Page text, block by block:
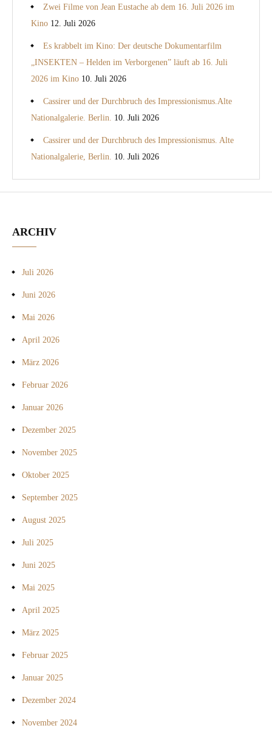
Zwei Filme von Jean Eustache ab dem 16. Juli 2026 im
Kino 12. Juli 2026
Es krabbelt im Kino: Der deutsche Dokumentarfilm
„INSEKTEN – Helden im Verborgenen” läuft ab 16. Juli
2026 im Kino 10. Juli 2026
Cassirer und der Durchbruch des Impressionismus.Alte
Nationalgalerie. Berlin. 10. Juli 2026
Cassirer und der Durchbruch des Impressionismus. Alte
Nationalgalerie, Berlin. 10. Juli 2026
ARCHIV
Juli 2026
Juni 2026
Mai 2026
April 2026
März 2026
Februar 2026
Januar 2026
Dezember 2025
November 2025
Oktober 2025
September 2025
August 2025
Juli 2025
Juni 2025
Mai 2025
April 2025
März 2025
Februar 2025
Januar 2025
Dezember 2024
November 2024